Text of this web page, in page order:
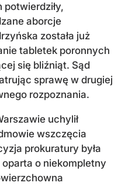
aborcje
została już
tabletek poronnych
się bliźniąt. Sąd
sprawę w drugiej
rozpoznania.
uchylił
wszczęcia
prokuratury była
o niekompletny